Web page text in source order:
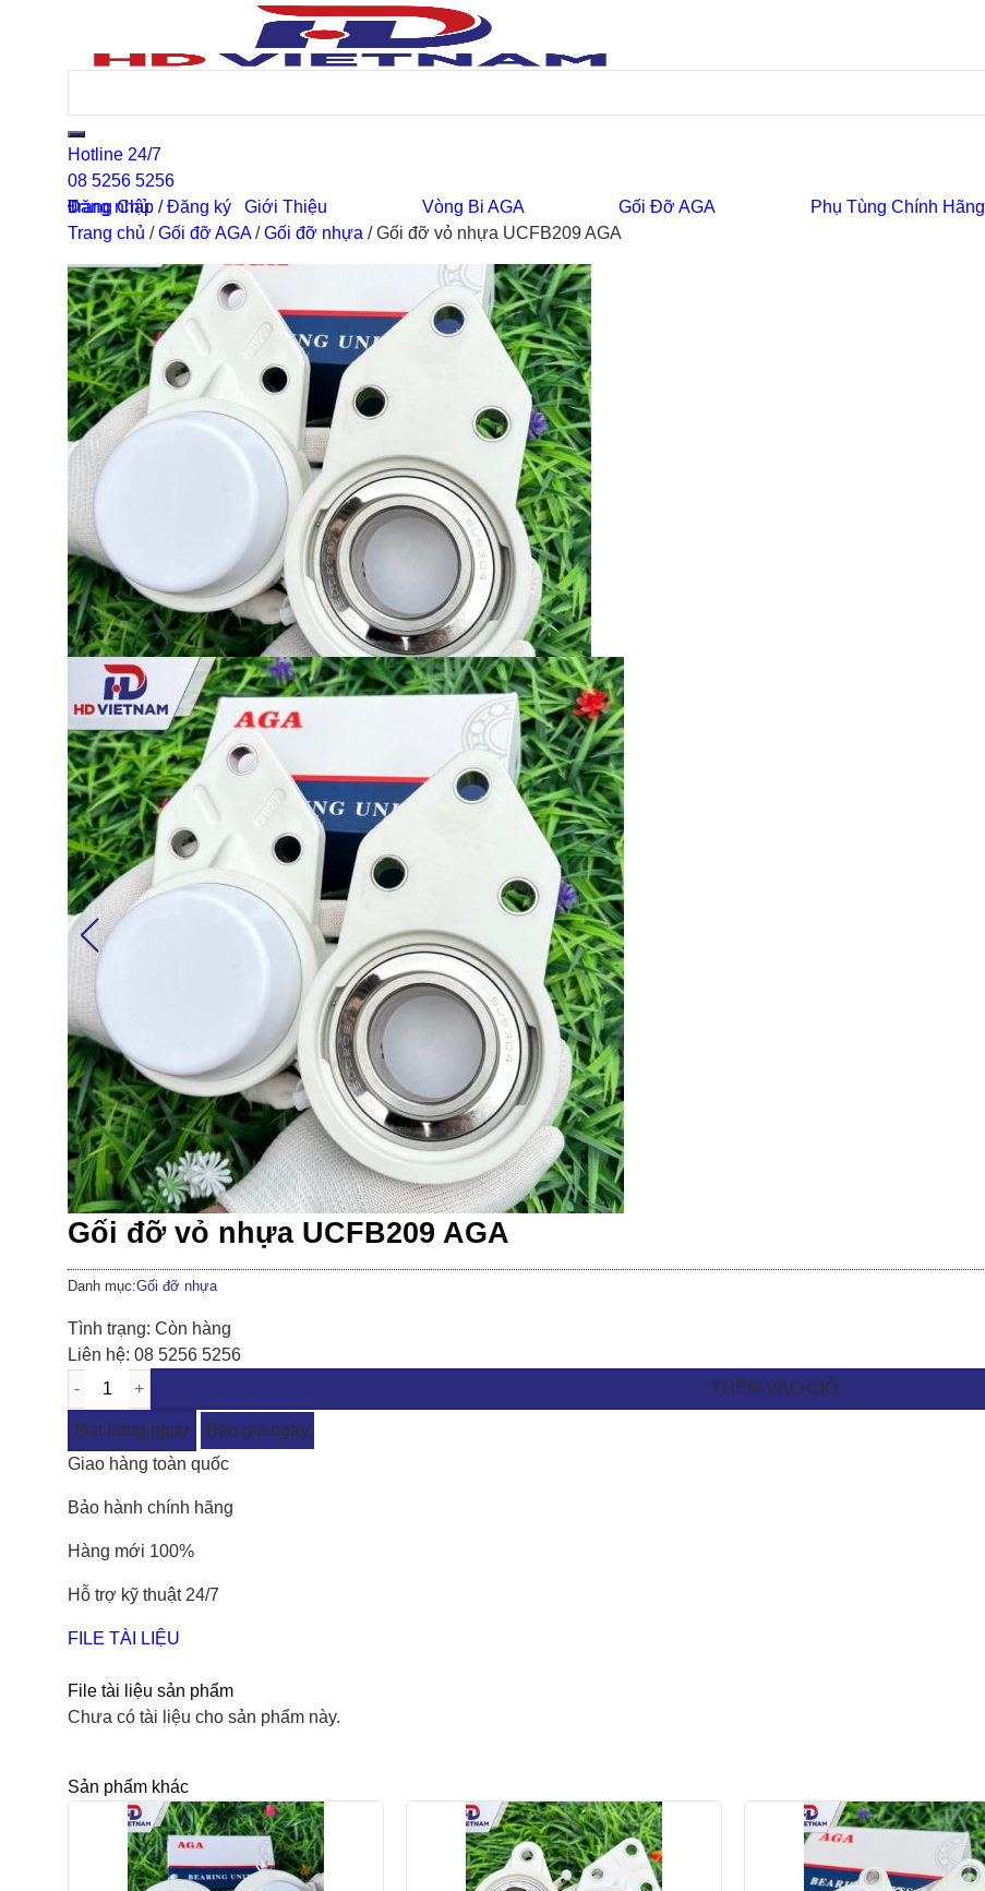
Hotline 24/7
08 5256 5256
0
Đăng nhập / Đăng ký
Trang Chủ Giới Thiệu Vòng Bi AGA Gối Đỡ AGA Phụ Tùng Chính Hãng
Trang chủ /Gối đỡ AGA/Gối đỡ nhựa /Gối đỡ vỏ nhựa UCFB209 AGA
Gối đỡ vỏ nhựa UCFB209 AGA
Danh mục:Gối đỡ nhựa
Tình trạng: Còn hàng
Liên hệ: 08 5256 5256
THÊM VÀO GIỎ
Đặt hàng ngay
Báo giá ngay
Giao hàng toàn quốc
Bảo hành chính hãng
Hàng mới 100%
Hỗ trợ kỹ thuật 24/7
FILE TÀI LIỆU
File tài liệu sản phẩm
Chưa có tài liệu cho sản phẩm này.
Sản phẩm khác